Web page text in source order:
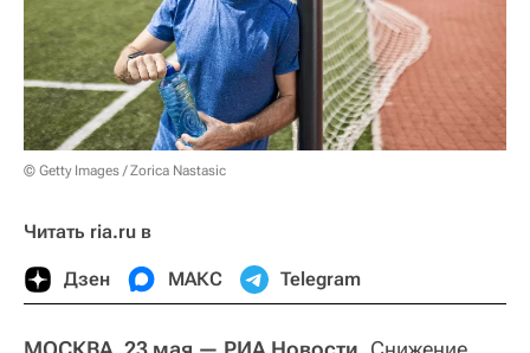
© Getty Images / Zorica Nastasic
Читать ria.ru в
Дзен МАКС Telegram